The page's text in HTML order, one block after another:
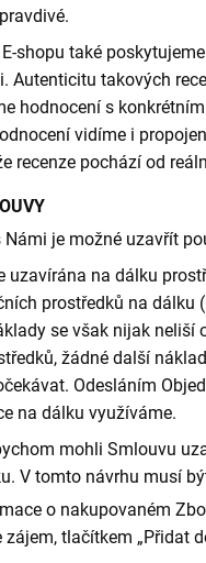
shopu také
Autenticitu takových
hodnocení s
vidíme i
recenze pochází od
je možné uzavřít
uzavírána na dálku
prostředků na dálku
se však nijak neliší
žádné další
Odesláním
na dálku využíváme.
mohli Smlouvu
V tomto návrhu musí
o nakupovaném
zájem, tlačítkem „Přidat